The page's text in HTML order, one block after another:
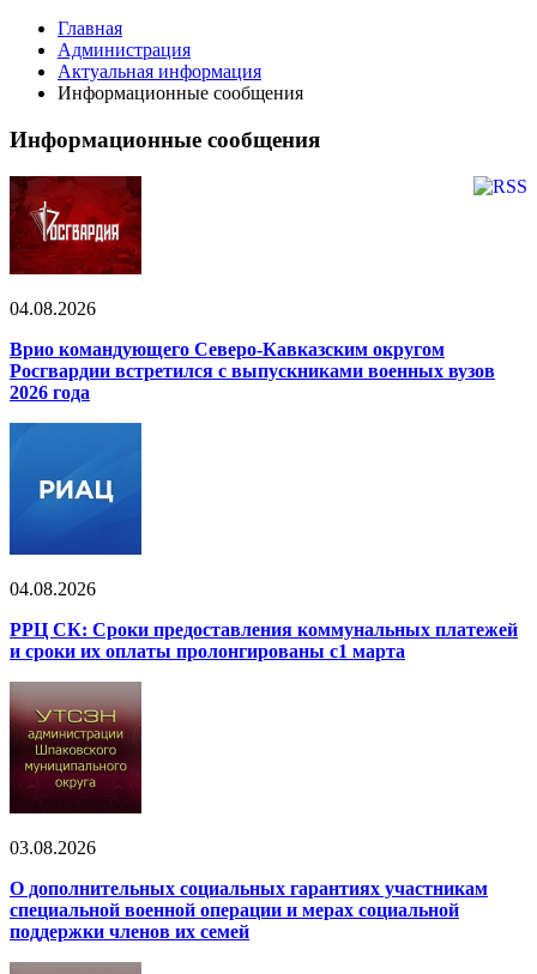
Главная
Администрация
Актуальная информация
Информационные сообщения
Информационные сообщения
04.08.2026
Врио командующего Северо-Кавказским округом
Росгвардии встретился с выпускниками военных вузов
2026 года
04.08.2026
РРЦ СК: Сроки предоставления коммунальных платежей
и сроки их оплаты пролонгированы с1 марта
03.08.2026
О дополнительных социальных гарантиях участникам
специальной военной операции и мерах социальной
поддержки членов их семей